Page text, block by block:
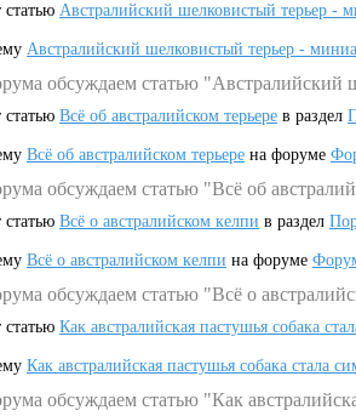
статью Австралийский шелковистый терьер -
Австралийский шелковистый терьер -
обсуждаем статью "Австралийский
статью Всё об австралийском терьере в раздел
Всё об австралийском терьере на форуме
обсуждаем статью "Всё об
статью Всё о австралийском келпи в раздел
Всё о австралийском келпи на форуме
обсуждаем статью "Всё о
статью Как австралийская пастушья собака
Как австралийская пастушья собака стала
обсуждаем статью "Как